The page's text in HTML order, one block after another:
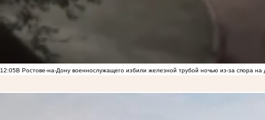
12:05В Ростове-на-Дону военнослужащего избили железной трубой ночью из-за спора на